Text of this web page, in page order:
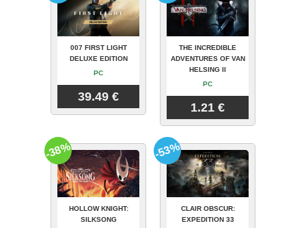
007 FIRST LIGHT
DELUXE EDITION
PC
39.49 €
THE INCREDIBLE
ADVENTURES OF VAN
HELSING II
PC
1.21 €
HOLLOW KNIGHT:
SILKSONG
-38%
CLAIR OBSCUR:
EXPEDITION 33
-53%